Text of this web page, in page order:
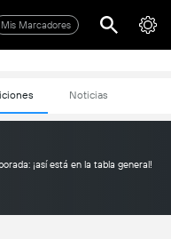
Mis Marcadores
Noticias
¡así está en la tabla general!